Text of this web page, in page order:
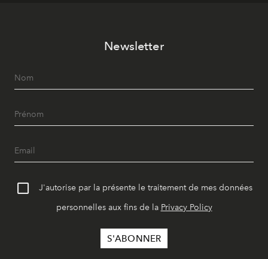
Newsletter
J'autorise par la présente le traitement de mes données
personnelles aux fins de la Privacy Policy